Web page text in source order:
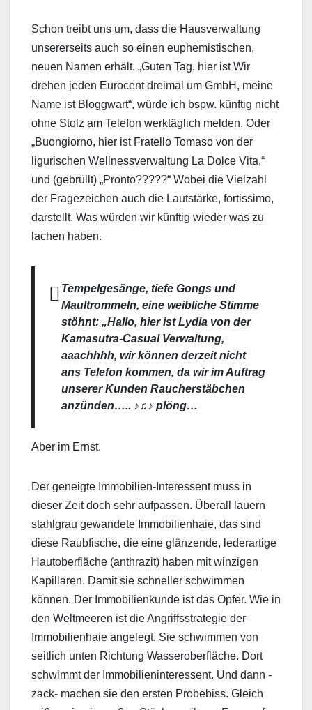
Schon treibt uns um, dass die Hausverwaltung
unsererseits auch so einen euphemistischen,
neuen Namen erhält. „Guten Tag, hier ist Wir
drehen jeden Eurocent dreimal um GmbH, meine
Name ist Bloggwart“, würde ich bspw. künftig nicht
ohne Stolz am Telefon werktäglich melden. Oder
„Buongiorno, hier ist Fratello Tomaso von der
ligurischen Wellnessverwaltung La Dolce Vita,“
und (gebrüllt) „Pronto?????“ Wobei die Vielzahl
der Fragezeichen auch die Lautstärke, fortissimo,
darstellt. Was würden wir künftig wieder was zu
lachen haben.
Tempelgesänge, tiefe Gongs und
Maultrommeln, eine weibliche Stimme
stöhnt: „Hallo, hier ist Lydia von der
Kamasutra-Casual Verwaltung,
aaachhhh, wir können derzeit nicht
ans Telefon kommen, da wir im Auftrag
unserer Kunden Raucherstäbchen
anzünden….. ♪♫♪ plöng…
Aber im Ernst.
Der geneigte Immobilien-Interessent muss in
dieser Zeit doch sehr aufpassen. Überall lauern
stahlgrau gewandete Immobilienhaie, das sind
diese Raubfische, die eine glänzende, lederartige
Hautoberfläche (anthrazit) haben mit winzigen
Kapillaren. Damit sie schneller schwimmen
können. Der Immobilienkunde ist das Opfer. Wie in
den Weltmeeren ist die Angriffsstrategie der
Immobilienhaie angelegt. Sie schwimmen von
seitlich unten Richtung Wasseroberfläche. Dort
schwimmt der Immobilieninteressent. Und dann -
zack- machen sie den ersten Probebiss. Gleich